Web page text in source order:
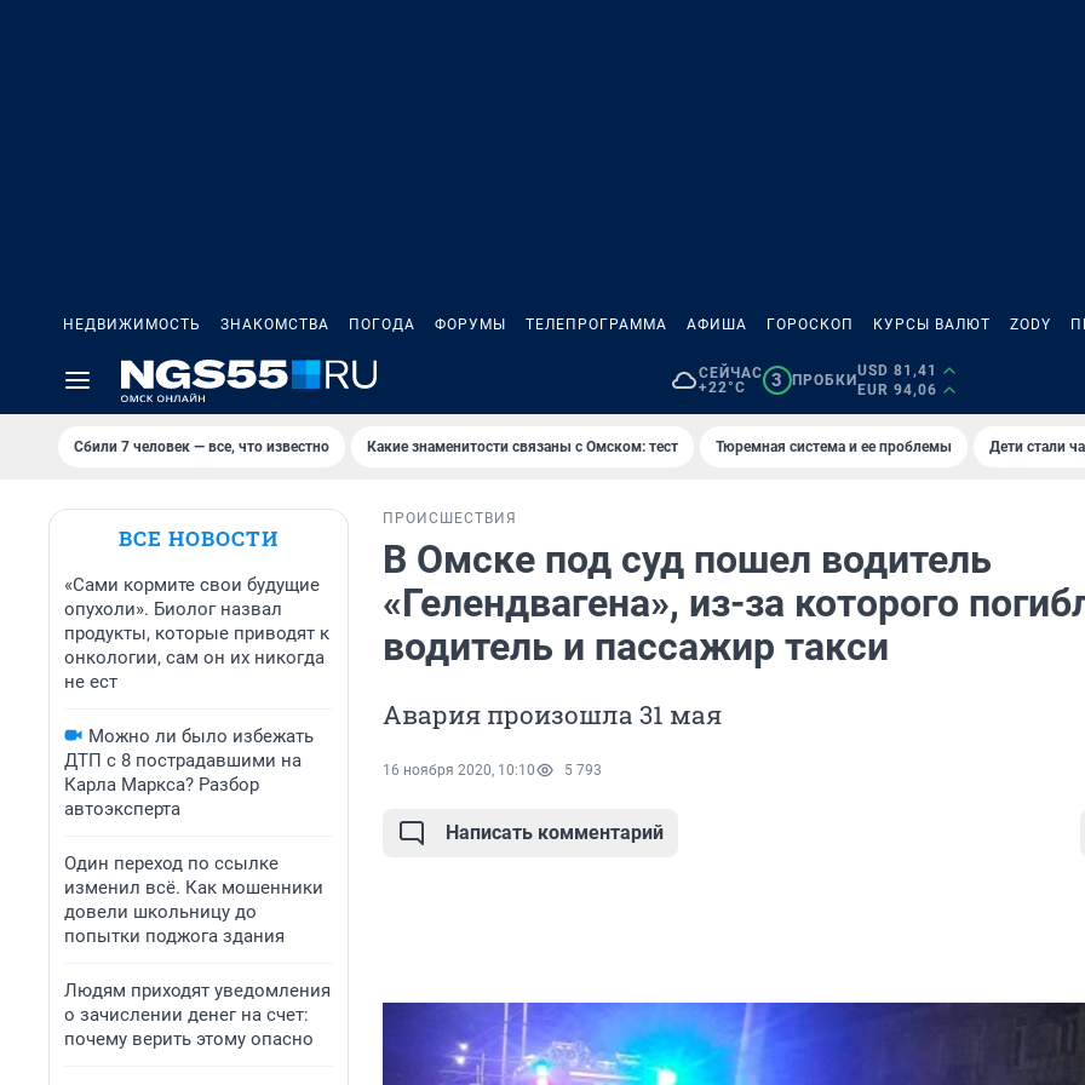
НЕДВИЖИМОСТЬ ЗНАКОМСТВА ПОГОДА ФОРУМЫ ТЕЛЕПРОГРАММА АФИША ГОРОСКОП КУРСЫ ВАЛЮТ ZODY
СЕЙЧАС
+22°C
3 ПРОБКИ
USD 81,41
EUR 94,06
Сбили 7 человек — все, что известно Какие знаменитости связаны с Омском: тест Тюремная система и ее проблемы Дети стали
ВСЕ НОВОСТИ
«Сами кормите свои будущие
опухоли». Биолог назвал
продукты, которые приводят к
онкологии, сам он их никогда
не ест
Можно ли было избежать
ДТП с 8 пострадавшими на
Карла Маркса? Разбор
автоэксперта
Один переход по ссылке
изменил всё. Как мошенники
довели школьницу до
попытки поджога здания
Людям приходят уведомления
о зачислении денег на счет:
почему верить этому опасно
ПРОИСШЕСТВИЯ
В Омске под суд пошел водитель
«Гелендвагена», из-за которого
водитель и пассажир такси
Авария произошла 31 мая
16 ноября 2020, 10:10 5 793
Написать комментарий